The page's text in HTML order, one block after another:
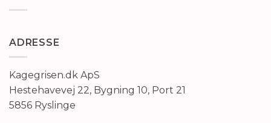
ADRESSE
Kagegrisen.dk ApS
Hestehavevej 22, Bygning 10, Port 21
5856 Ryslinge